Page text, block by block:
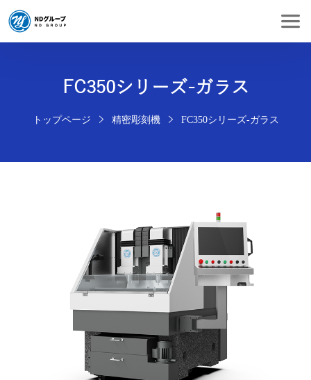
FC350シリーズ-ガラス
トップページ 精密彫刻機 FC350シリーズ-ガラス